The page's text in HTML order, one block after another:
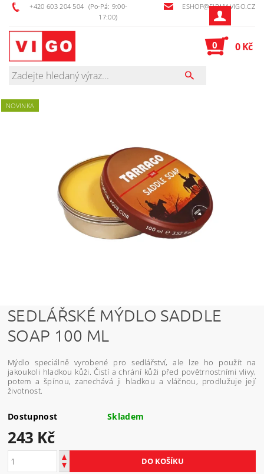
+420 603 204 504 (Po-Pá: 9:00-
17:00)
ESHOP@FIRMAVIGO.CZ
0 0 Kč
NOVINKA
SEDLÁŘSKÉ MÝDLO SADDLE
SOAP 100 ML
Mýdlo speciálně vyrobené pro sedlářství, ale lze ho použít na
jakoukoli hladkou kůži. Čistí a chrání kůži před povětrnostními vlivy,
potem a špínou, zanechává ji hladkou a vláčnou, prodlužuje její
životnost.
Dostupnost Skladem
243 Kč